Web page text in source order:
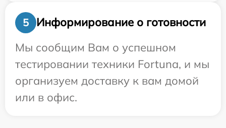
5
Информирование о готовности
Мы сообщим Вам о успешном
тестировании техники Fortuna, и мы
организуем доставку к вам домой
или в офис.